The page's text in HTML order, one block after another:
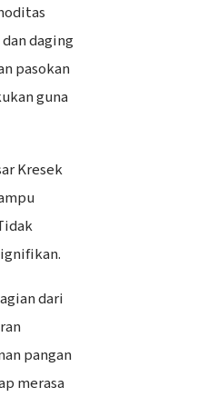
daging
pasokan
guna
Kresek
dari
pangan
merasa